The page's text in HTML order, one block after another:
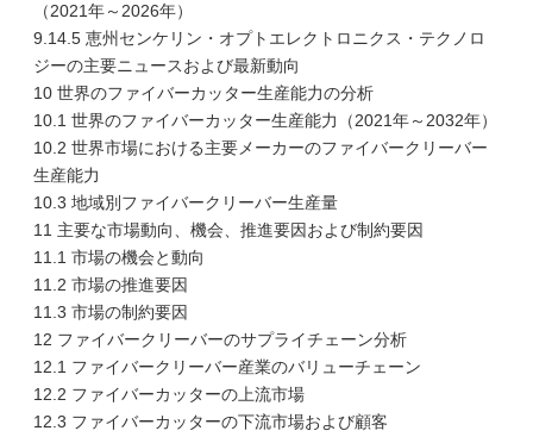
（2021年～2026年）
9.14.5 恵州センケリン・オプトエレクトロニクス・テクノロ
ジーの主要ニュースおよび最新動向
10 世界のファイバーカッター生産能力の分析
10.1 世界のファイバーカッター生産能力（2021年～2032年）
10.2 世界市場における主要メーカーのファイバークリーバー
生産能力
10.3 地域別ファイバークリーバー生産量
11 主要な市場動向、機会、推進要因および制約要因
11.1 市場の機会と動向
11.2 市場の推進要因
11.3 市場の制約要因
12 ファイバークリーバーのサプライチェーン分析
12.1 ファイバークリーバー産業のバリューチェーン
12.2 ファイバーカッターの上流市場
12.3 ファイバーカッターの下流市場および顧客